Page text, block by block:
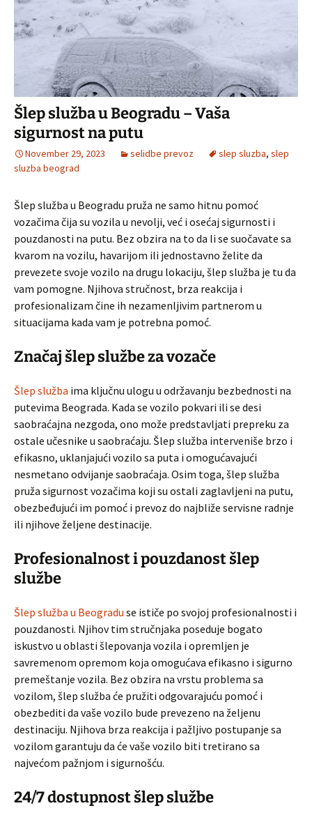
Šlep služba u Beogradu – Vaša
sigurnost na putu
November 29, 2023 selidbe prevoz slep sluzba, slep
sluzba beograd
Šlep služba u Beogradu pruža ne samo hitnu pomoć
vozačima čija su vozila u nevolji, već i osećaj sigurnosti i
pouzdanosti na putu. Bez obzira na to da li se suočavate sa
kvarom na vozilu, havarijom ili jednostavno želite da
prevezete svoje vozilo na drugu lokaciju, šlep služba je tu da
vam pomogne. Njihova stručnost, brza reakcija i
profesionalizam čine ih nezamenljivim partnerom u
situacijama kada vam je potrebna pomoć.
Značaj šlep službe za vozače
Šlep služba ima ključnu ulogu u održavanju bezbednosti na
putevima Beograda. Kada se vozilo pokvari ili se desi
saobraćajna nezgoda, ono može predstavljati prepreku za
ostale učesnike u saobraćaju. Šlep služba interveniše brzo i
efikasno, uklanjajući vozilo sa puta i omogućavajući
nesmetano odvijanje saobraćaja. Osim toga, šlep služba
pruža sigurnost vozačima koji su ostali zaglavljeni na putu,
obezbeđujući im pomoć i prevoz do najbliže servisne radnje
ili njihove željene destinacije.
Profesionalnost i pouzdanost šlep
službe
Šlep služba u Beogradu se ističe po svojoj profesionalnosti i
pouzdanosti. Njihov tim stručnjaka poseduje bogato
iskustvo u oblasti šlepovanja vozila i opremljen je
savremenom opremom koja omogućava efikasno i sigurno
premeštanje vozila. Bez obzira na vrstu problema sa
vozilom, šlep služba će pružiti odgovarajuću pomoć i
obezbediti da vaše vozilo bude prevezeno na željenu
destinaciju. Njihova brza reakcija i pažljivo postupanje sa
vozilom garantuju da će vaše vozilo biti tretirano sa
najvećom pažnjom i sigurnošću.
24/7 dostupnost šlep službe